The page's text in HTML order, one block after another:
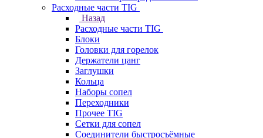
Расходные части TIG
Назад
Расходные части TIG
Блоки
Головки для горелок
Держатели цанг
Заглушки
Кольца
Наборы сопел
Переходники
Прочее TIG
Сетки для сопел
Соединители быстросъёмные